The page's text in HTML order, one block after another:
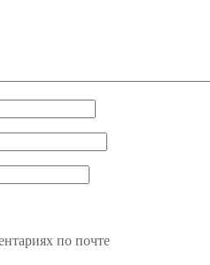
по почте